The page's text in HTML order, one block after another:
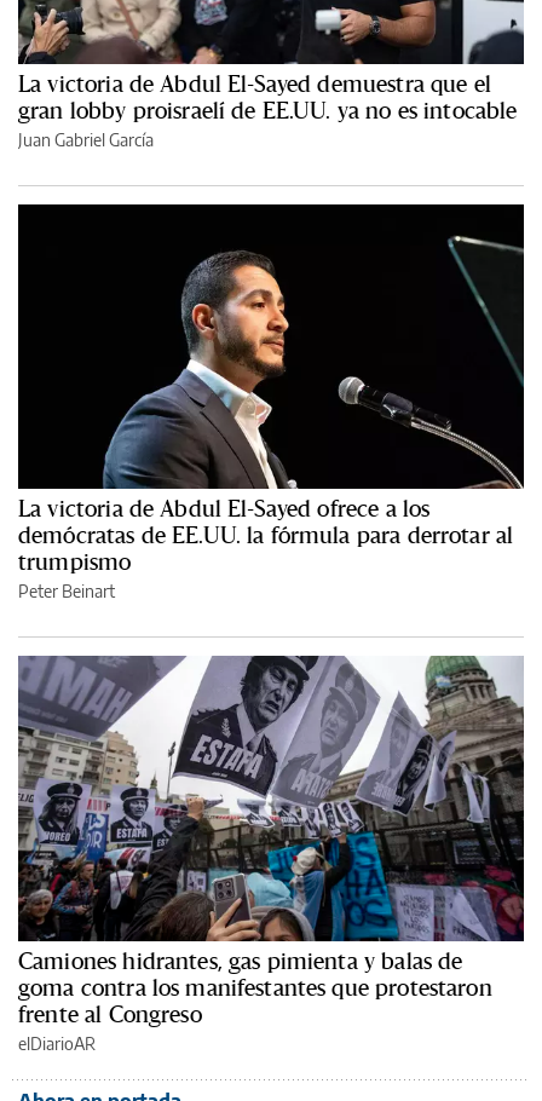
La victoria de Abdul El-Sayed demuestra que el
gran lobby proisraelí de EE.UU. ya no es intocable
Juan Gabriel García
La victoria de Abdul El-Sayed ofrece a los
demócratas de EE.UU. la fórmula para derrotar al
trumpismo
Peter Beinart
Camiones hidrantes, gas pimienta y balas de
goma contra los manifestantes que protestaron
frente al Congreso
elDiarioAR